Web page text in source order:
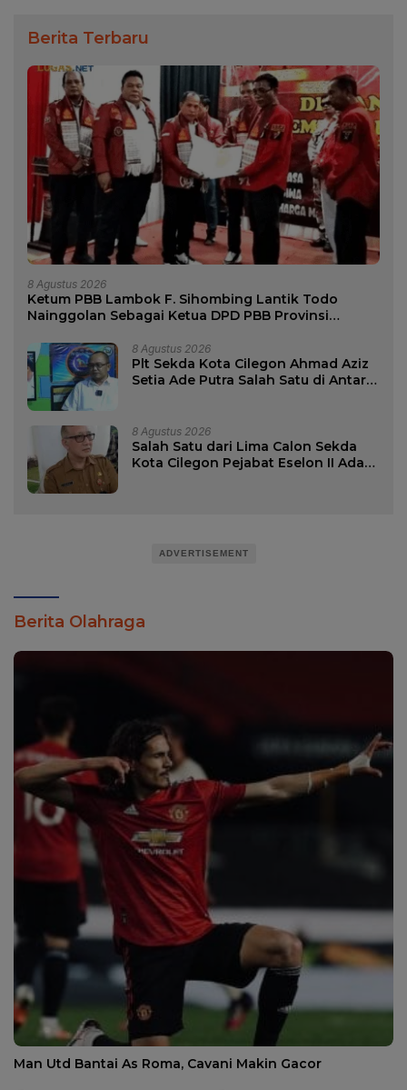
Berita Terbaru
8 Agustus 2026
Ketum PBB Lambok F. Sihombing Lantik Todo
Nainggolan Sebagai Ketua DPD PBB Provinsi
8 Agustus 2026
Plt Sekda Kota Cilegon Ahmad Aziz
Setia Ade Putra Salah Satu di Antara
8 Agustus 2026
Salah Satu dari Lima Calon Sekda
Kota Cilegon Pejabat Eselon II Ada
ADVERTISEMENT
Berita Olahraga
Man Utd Bantai As Roma, Cavani Makin Gacor